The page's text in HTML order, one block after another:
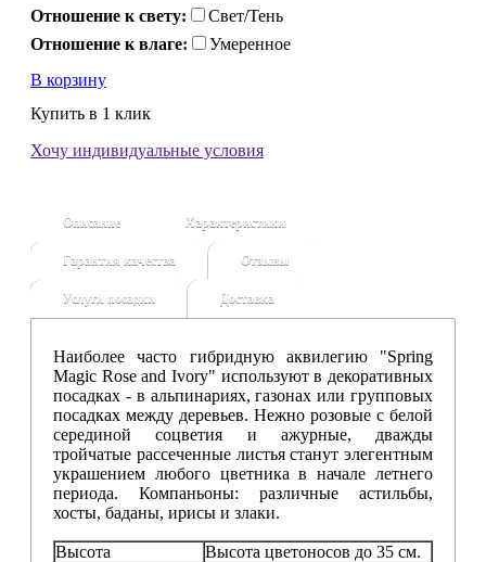
Отношение к свету:
Свет/Тень
Отношение к влаге:
Умеренное
В корзину
Купить в 1 клик
Хочу индивидуальные условия
Описание Характеристики
Гарантия качества Отзывы
Услуги посадки Доставка
Наиболее часто гибридную аквилегию "Spring
Magic Rose and Ivory" используют в декоративных
посадках - в альпинариях, газонах или групповых
посадках между деревьев. Нежно розовые с белой
серединой соцветия и ажурные, дважды
тройчатые рассеченные листья станут элегентным
украшением любого цветника в начале летнего
периода. Компаньоны: различные астильбы,
хосты, баданы, ирисы и злаки.
Высота
Высота цветоносов до 35 см.